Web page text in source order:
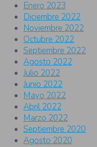
Enero 2023
Diciembre 2022
Noviembre 2022
Octubre 2022
Septiembre 2022
Agosto 2022
Julio 2022
Junio 2022
Mayo 2022
Abril 2022
Marzo 2022
Septiembre 2020
Agosto 2020